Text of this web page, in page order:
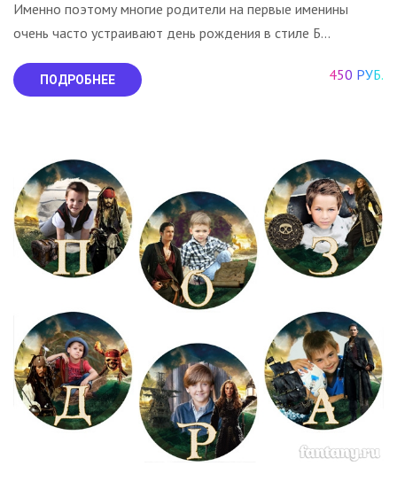
Именно поэтому многие родители на первые именины
очень часто устраивают день рождения в стиле Б...
ПОДРОБНЕЕ 450 РУБ.